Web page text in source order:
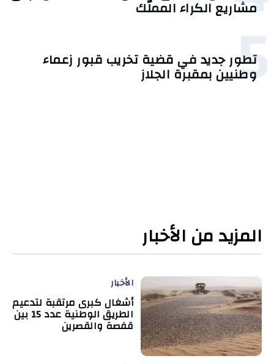
مشاريع الكراء المملّك
5
تطور جديد في قضية تخريب قبور زعماء
وطنيين بمقبرة الجلاز
المزيد من الأخبار
الأخبار
أشغال كبرى مرتقبة لتدعيم
الطريق الوطنية عدد 15 بين
قفصة والقصرين